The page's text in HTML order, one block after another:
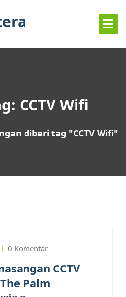
CCTV Wifi
diberi tag "CCTV Wifi"
0 Komentar
CCTV
Palm